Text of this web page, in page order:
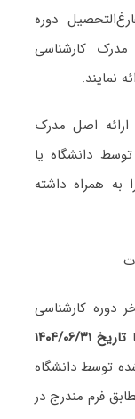
دوره
مدرک کارشناسی
نمایند.
ارائه اصل مدرک
دانشگاه یا
همراه داشته
دوره کارشناسی‌
تاریخ ۱۴۰۴/۰۶/۳۱
توسط دانشگاه
فرم مندرج در